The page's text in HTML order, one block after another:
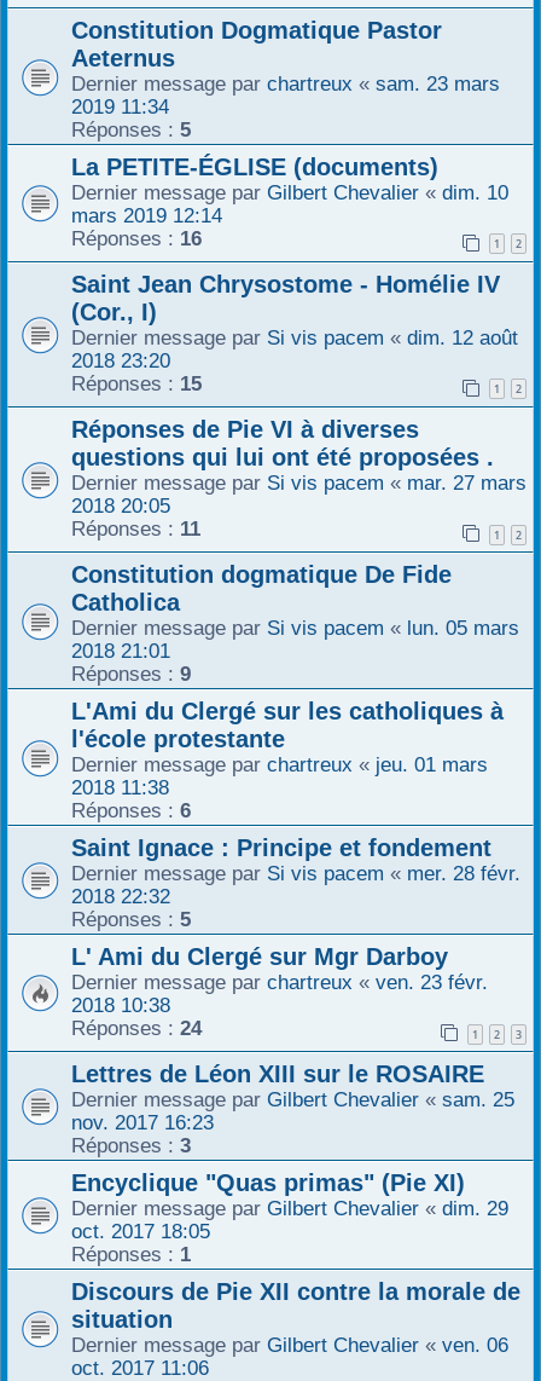
Constitution Dogmatique Pastor
Aeternus
Dernier message par chartreux « sam. 23 mars
2019 11:34
Réponses : 5
La PETITE-ÉGLISE (documents)
Dernier message par Gilbert Chevalier « dim. 10
mars 2019 12:14
Réponses : 16 1 2
Saint Jean Chrysostome - Homélie IV
(Cor., I)
Dernier message par Si vis pacem « dim. 12 août
2018 23:20
Réponses : 15 1 2
Réponses de Pie VI à diverses
questions qui lui ont été proposées .
Dernier message par Si vis pacem « mar. 27 mars
2018 20:05
Réponses : 11 1 2
Constitution dogmatique De Fide
Catholica
Dernier message par Si vis pacem « lun. 05 mars
2018 21:01
Réponses : 9
L'Ami du Clergé sur les catholiques à
l'école protestante
Dernier message par chartreux « jeu. 01 mars
2018 11:38
Réponses : 6
Saint Ignace : Principe et fondement
Dernier message par Si vis pacem « mer. 28 févr.
2018 22:32
Réponses : 5
L' Ami du Clergé sur Mgr Darboy
Dernier message par chartreux « ven. 23 févr.
2018 10:38
Réponses : 24 1 2 3
Lettres de Léon XIII sur le ROSAIRE
Dernier message par Gilbert Chevalier « sam. 25
nov. 2017 16:23
Réponses : 3
Encyclique "Quas primas" (Pie XI)
Dernier message par Gilbert Chevalier « dim. 29
oct. 2017 18:05
Réponses : 1
Discours de Pie XII contre la morale de
situation
Dernier message par Gilbert Chevalier « ven. 06
oct. 2017 11:06